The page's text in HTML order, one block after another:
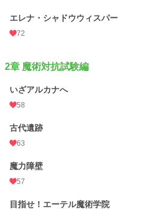
エレナ・シャドウウィスパー
72
2章 魔術対抗試験編
いざアルカナへ
58
古代遺跡
63
魔力障壁
57
目指せ！エーテル魔術学院